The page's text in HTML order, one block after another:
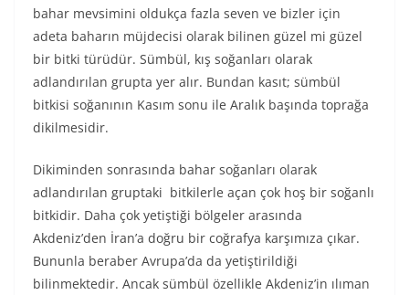
bahar mevsimini oldukça fazla seven ve bizler için
adeta baharın müjdecisi olarak bilinen güzel mi güzel
bir bitki türüdür. Sümbül, kış soğanları olarak
adlandırılan grupta yer alır. Bundan kasıt; sümbül
bitkisi soğanının Kasım sonu ile Aralık başında toprağa
dikilmesidir.
Dikiminden sonrasında bahar soğanları olarak
adlandırılan gruptaki bitkilerle açan çok hoş bir soğanlı
bitkidir. Daha çok yetiştiği bölgeler arasında
Akdeniz’den İran’a doğru bir coğrafya karşımıza çıkar.
Bununla beraber Avrupa’da da yetiştirildiği
bilinmektedir. Ancak sümbül özellikle Akdeniz’in ılıman